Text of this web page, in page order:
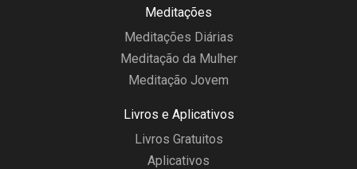
Meditações
Meditações Diárias
Meditação da Mulher
Meditação Jovem
Livros e Aplicativos
Livros Gratuitos
Aplicativos